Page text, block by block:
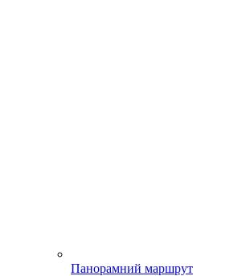
Панорамний маршрут